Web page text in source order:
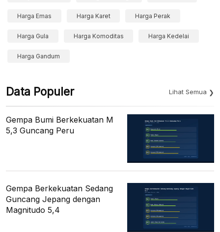
Harga Emas Harga Karet Harga Perak
Harga Gula Harga Komoditas Harga Kedelai
Harga Gandum
Data Populer Lihat Semua
Gempa Bumi Berkekuatan M
5,3 Guncang Peru
Gempa Berkekuatan Sedang
Guncang Jepang dengan
Magnitudo 5,4